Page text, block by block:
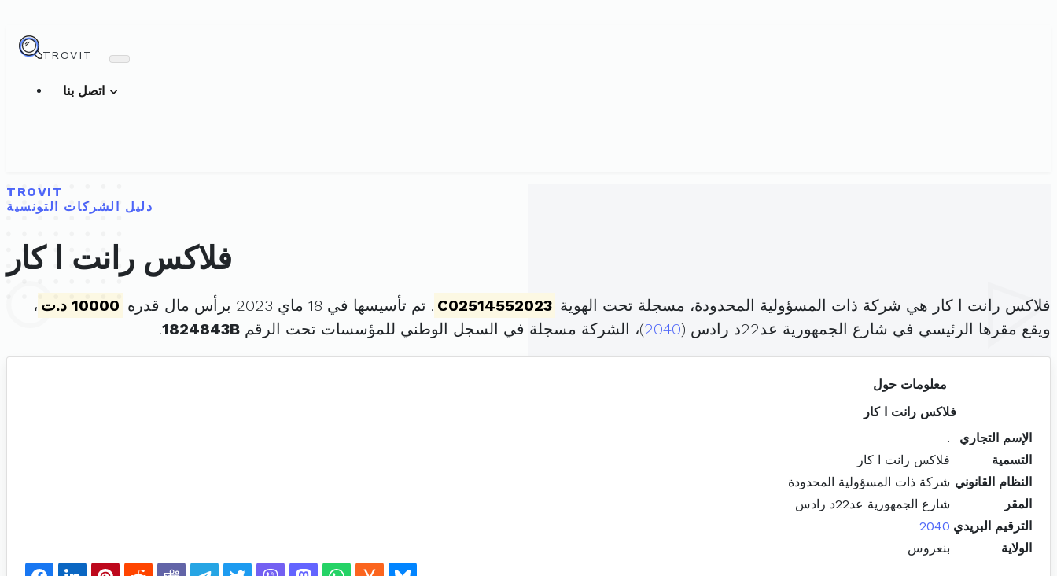
TROVIT
TROVIT
دليل الشركات التونسية
فلاكس رانت ا كار
فلاكس رانت ا كار هي شركة ذات المسؤولية المحدودة، مسجلة تحت الهوية C02514552023 . تم تأسيسها في 18 ماي 2023 برأس مال قدره 10000 د.ت
،
ويقع مقرها الرئيسي في شارع الجمهورية عد22د رادس (
2040)، الشركة مسجلة في السجل الوطني للمؤسسات تحت الرقم 1824843B
.
معلومات حول
فلاكس رانت ا كار
الإسم التجاري
.
التسمية
فلاكس رانت ا كار
النظام القانوني شركة ذات المسؤولية المحدودة
المقر
شارع الجمهورية عد22د رادس
الترقيم البريدي 2040
الولاية
بنعروس